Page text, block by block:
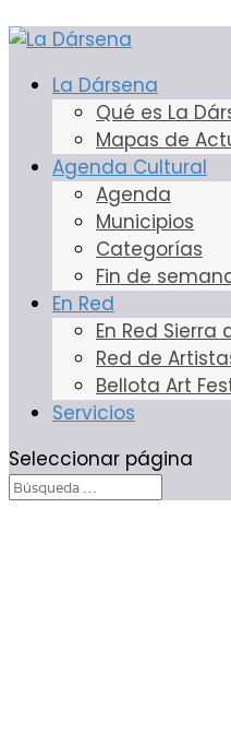
La Dársena
Qué es La
Mapas de
Agenda Cultural
Agenda
Municipios
Categorías
Fin de
En Red
En Red
Red de
Bellota Art
Servicios
Seleccionar página
«A que voy yo y lo
16 Ene, 2024